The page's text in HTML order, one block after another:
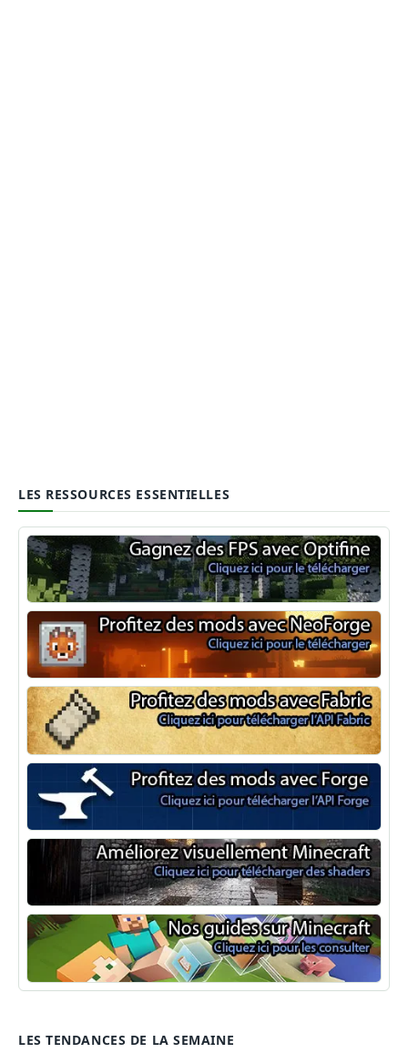
LES RESSOURCES ESSENTIELLES
Optifine
NeoForge
Minecraft Fabric
Minecraft Forge
Shaders Minecraft
Guide Minecraft
LES TENDANCES DE LA SEMAINE